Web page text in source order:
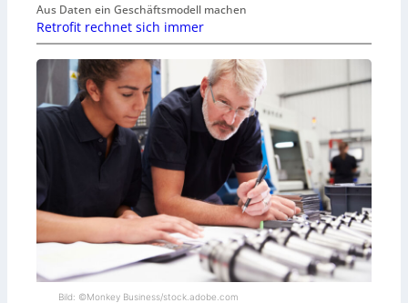
Aus Daten ein Geschäftsmodell machen
Retrofit rechnet sich immer
Bild: ©Monkey Business/stock.adobe.com